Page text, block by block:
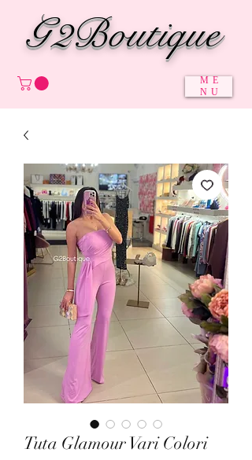
G2Boutique
ME
NU
Tuta Glamour Vari Colori